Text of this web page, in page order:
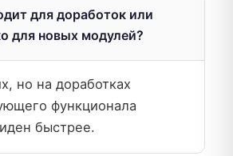
для доработок или
для новых модулей?
но на доработках
функционала
быстрее.